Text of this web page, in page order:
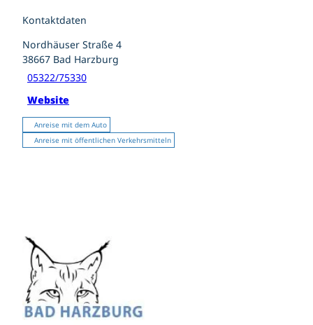
Kontaktdaten
Nordhäuser Straße 4
38667 Bad Harzburg
05322/75330
Website
Anreise mit dem Auto
Anreise mit öffentlichen Verkehrsmitteln